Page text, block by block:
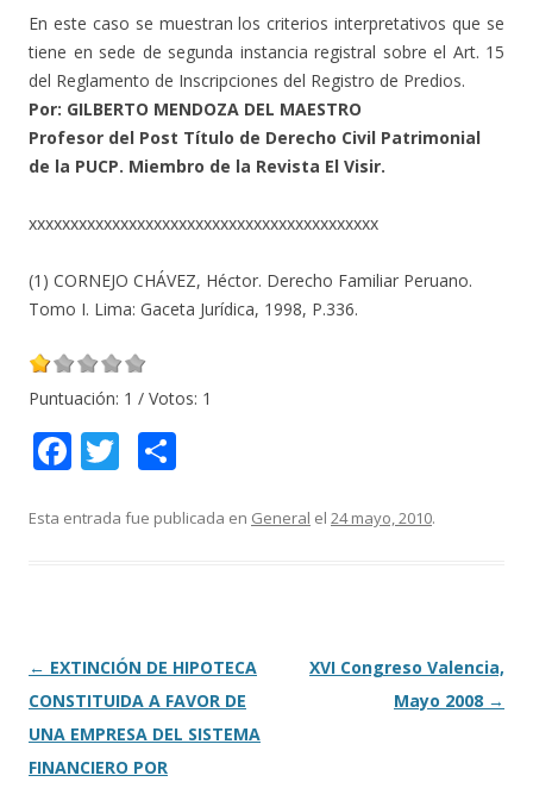
En este caso se muestran los criterios interpretativos que se
tiene en sede de segunda instancia registral sobre el Art. 15
del Reglamento de Inscripciones del Registro de Predios.
Por: GILBERTO MENDOZA DEL MAESTRO
Profesor del Post Título de Derecho Civil Patrimonial
de la PUCP. Miembro de la Revista El Visir.
xxxxxxxxxxxxxxxxxxxxxxxxxxxxxxxxxxxxxxxxxx
(1) CORNEJO CHÁVEZ, Héctor. Derecho Familiar Peruano.
Tomo I. Lima: Gaceta Jurídica, 1998, P.336.
Puntuación: 1 / Votos: 1
F
e
k
T
itt m
r
Esta entrada fue publicada en General el 24 mayo, 2010.
Navegación
de
entradas
← EXTINCIÓN DE HIPOTECA
CONSTITUIDA A FAVOR DE
UNA EMPRESA DEL SISTEMA
FINANCIERO POR
XVI Congreso Valencia,
Mayo 2008 →